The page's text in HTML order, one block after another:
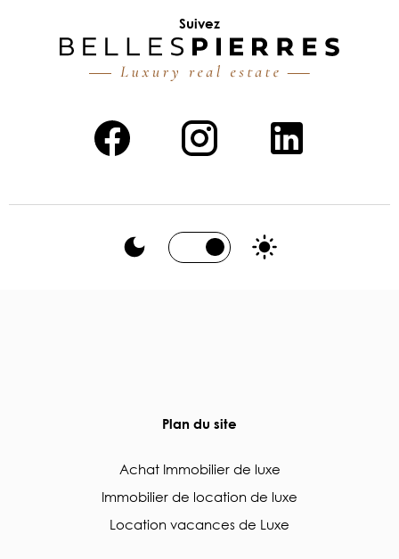
Suivez
Plan du site
Achat Immobilier de luxe
Immobilier de location de luxe
Location vacances de Luxe